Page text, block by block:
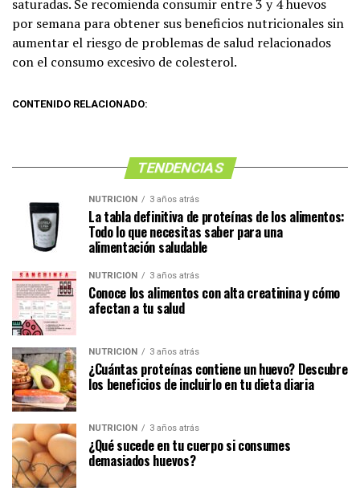
saturadas. Se recomienda consumir entre 3 y 4 huevos
por semana para obtener sus beneficios nutricionales sin
aumentar el riesgo de problemas de salud relacionados
con el consumo excesivo de colesterol.
CONTENIDO RELACIONADO:
TENDENCIAS
NUTRICIÓN 3 años atrás
La tabla definitiva de proteínas de los alimentos:
Todo lo que necesitas saber para una
alimentación saludable
NUTRICIÓN 3 años atrás
Conoce los alimentos con alta creatinina y cómo
afectan a tu salud
NUTRICIÓN 3 años atrás
¿Cuántas proteínas contiene un huevo? Descubre
los beneficios de incluirlo en tu dieta diaria
NUTRICIÓN 3 años atrás
¿Qué sucede en tu cuerpo si consumes
demasiados huevos?